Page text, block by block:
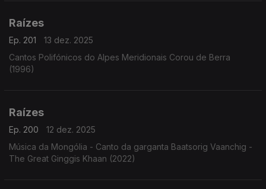
Raízes
Ep. 201
13 dez. 2025
Cantos Polifónicos do Alpes Meridionais Corou de Berra
(1996)
Raízes
Ep. 200
12 dez. 2025
Música da Mongólia - Canto da garganta Baatsorig Vaanchig -
The Great Ginggis Khaan (2022)